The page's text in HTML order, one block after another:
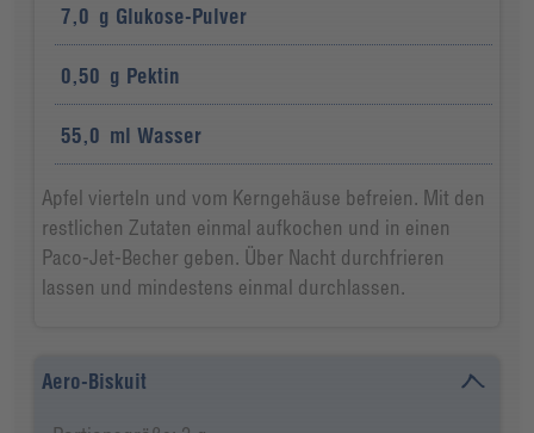
7,0 g Glukose-Pulver
0,50 g Pektin
55,0 ml Wasser
Apfel vierteln und vom Kerngehäuse befreien. Mit den
restlichen Zutaten einmal aufkochen und in einen
Paco-Jet-Becher geben. Über Nacht durchfrieren
lassen und mindestens einmal durchlassen.
Aero-Biskuit